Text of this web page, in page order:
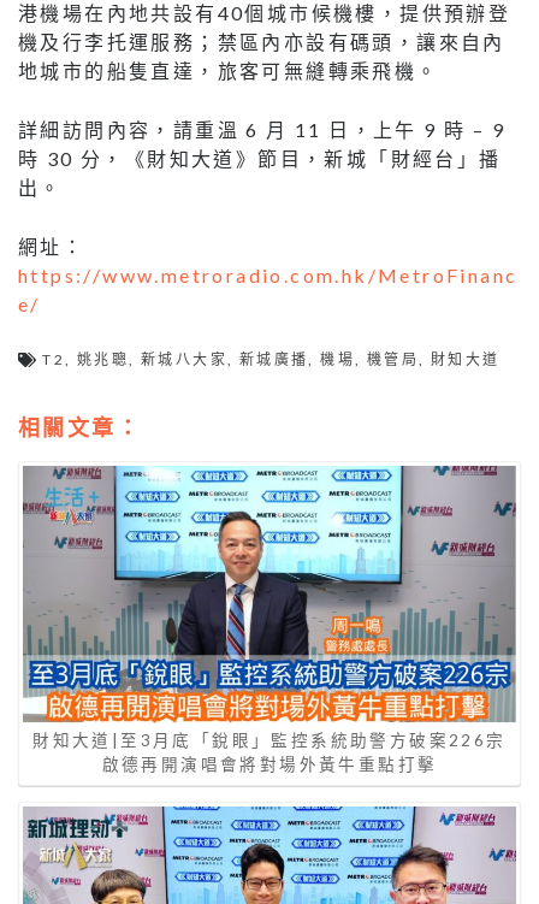
港機場在內地共設有40個城市候機樓，提供預辦登
機及行李托運服務；禁區內亦設有碼頭，讓來自內
地城市的船隻直達，旅客可無縫轉乘飛機。
詳細訪問內容，請重溫 6 月 11 日，上午 9 時 – 9
時 30 分，《財知大道》節目，新城「財經台」播
出。
網址：
https://www.metroradio.com.hk/MetroFinanc
e/
T2,姚兆聰,新城八大家, 新城廣播,機場, 機管局, 財知大道
相關文章：
財知大道|至3月底「銳眼」監控系統助警方破案226宗
啟德再開演唱會將對場外黃牛重點打擊